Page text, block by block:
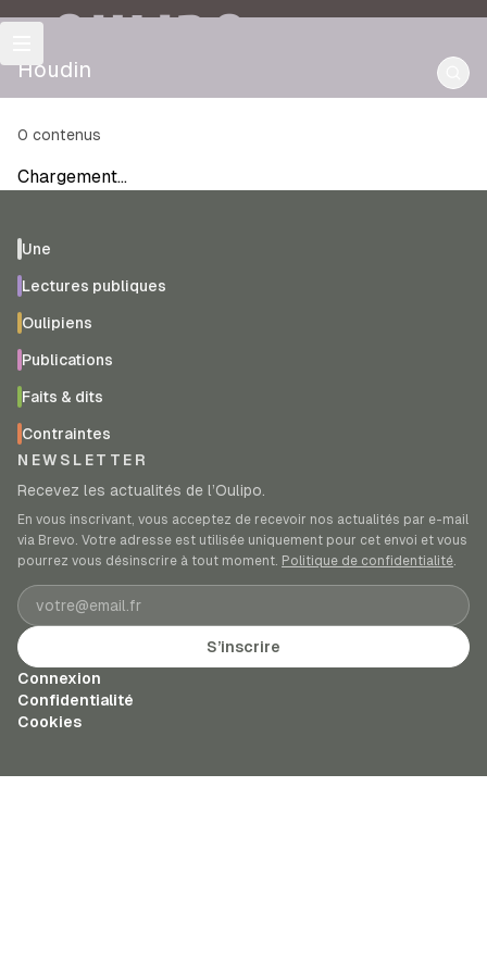
OULIPO
Houdin
0 contenus
Chargement…
Une
Lectures publiques
Oulipiens
Publications
Faits & dits
Contraintes
NEWSLETTER
Recevez les actualités de l’Oulipo.
En vous inscrivant, vous acceptez de recevoir nos actualités par e-mail
via Brevo. Votre adresse est utilisée uniquement pour cet envoi et vous
pourrez vous désinscrire à tout moment. Politique de confidentialité.
Adresse e-mail
S’inscrire
Connexion
Confidentialité
Cookies